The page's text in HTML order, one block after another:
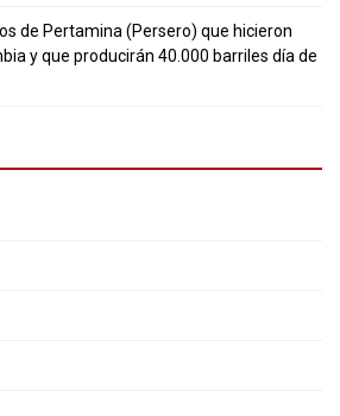
de Pertamina (Persero) que hicieron
y que producirán 40.000 barriles día de